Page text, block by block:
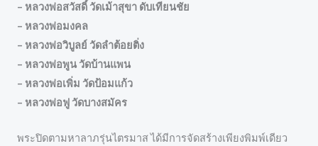
– หลวงพ่อสวัสดิ์ วัดเม้าสุขา ดับเทียนชัย
– หลวงพ่อมงคล
– หลวงพ่อวิบูลย์ วัดลำต้อยติ่ง
– หลวงพ่อพูน วัดบ้านแพน
– หลวงพ่อเพิ่ม วัดป้อมแก้ว
– หลวงพ่อฟู วัดบางสมัคร
พระปิดตามหาลาภรุ่นไตรมาส ได้มีการจัดสร้างเพียงพิมพ์เดียว